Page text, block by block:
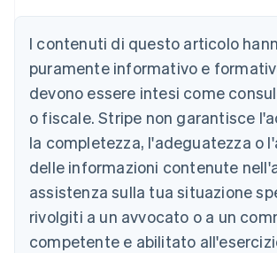
I contenuti di questo articolo
puramente informativo e
devono essere intesi come
o fiscale. Stripe non garantisce
la completezza, l'adeguatezza o
delle informazioni contenute
assistenza sulla tua situazione
rivolgiti a un avvocato o a un
competente e abilitato
Australia
English
Austria
DeutschEnglish
Belgio
Nederlands FrançaisDeutsch English
Brasile
Português
Bulgaria
English